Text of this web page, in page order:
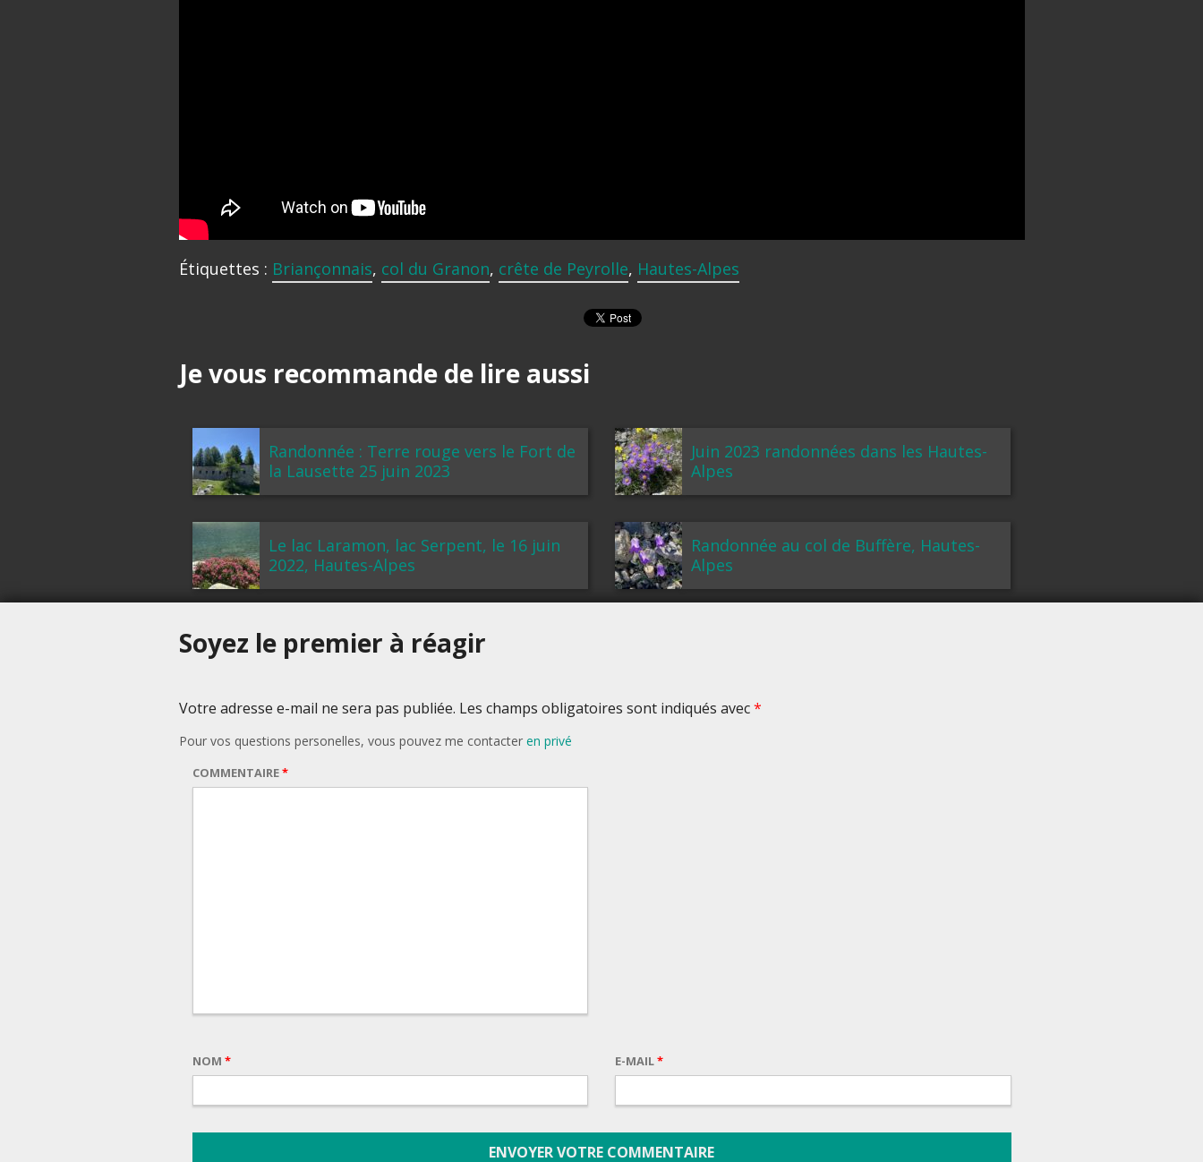
Étiquettes : Briançonnais, col du Granon, crête de Peyrolle, Hautes-Alpes
Je vous recommande de lire aussi
Randonnée : Terre rouge vers le Fort de
la Lausette 25 juin 2023
Juin 2023 randonnées dans les Hautes-
Alpes
Le lac Laramon, lac Serpent, le 16 juin
2022, Hautes-Alpes
Randonnée au col de Buffère, Hautes-
Alpes
Soyez le premier à réagir
Votre adresse e-mail ne sera pas publiée. Les champs obligatoires sont indiqués avec*
Pour vos questions personelles, vous pouvez me contacter en privé
COMMENTAIRE*
NOM * E-MAIL*